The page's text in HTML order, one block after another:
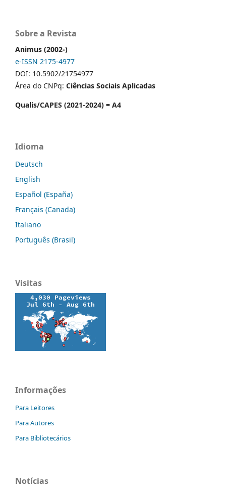
Sobre a Revista
Animus (2002-)
e-ISSN 2175-4977
DOI: 10.5902/21754977
Área do CNPq: Ciências Sociais Aplicadas
Qualis/CAPES (2021-2024) = A4
Idioma
Deutsch
English
Español (España)
Français (Canada)
Italiano
Português (Brasil)
Visitas
Informações
Para Leitores
Para Autores
Para Bibliotecários
Notícias